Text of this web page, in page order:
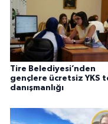
Tire Belediyesi’nden
gençlere ücretsiz YKS
danışmanlığı